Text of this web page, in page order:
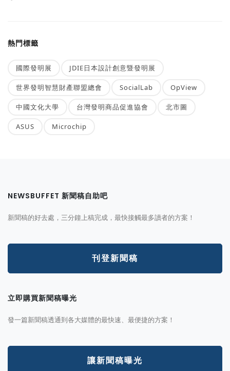
熱門標籤
國際發明展 JDIE日本設計創意暨發明展
世界發明智慧財產聯盟總會 SocialLab OpView
中國文化大學 台灣發明商品促進協會 北市圖
ASUS Microchip
NEWSBUFFET 新聞稿自助吧
新聞稿的好去處，三分鐘上稿完成，最快接觸最多讀者的方案！
刊登新聞稿
立即購買新聞稿曝光
發一篇新聞稿透通到各大媒體的最快速、最便捷的方案！
讓新聞稿曝光